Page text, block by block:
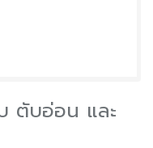
ตับอ่อน และ